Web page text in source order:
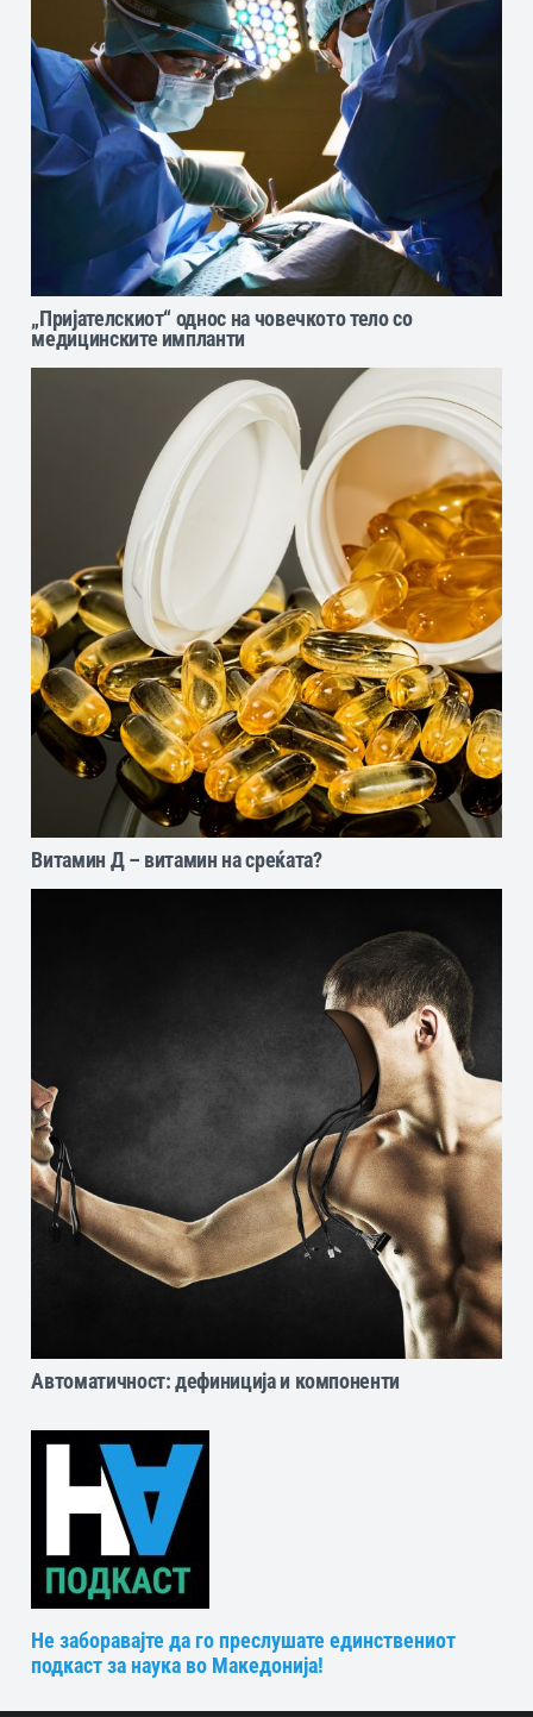
„Пријателскиот“ однос на човечкото тело со
медицинските импланти
Витамин Д – витамин на среќата?
Автоматичност: дефиниција и компоненти
Не заборавајте да го преслушате единствениот
подкаст за наука во Македонија!